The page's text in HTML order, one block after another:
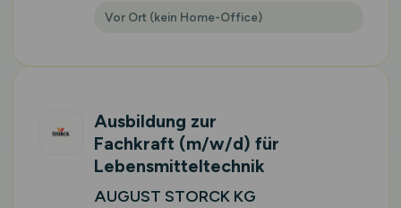
Vor Ort (kein Home-Office)
Ausbildung zur
Fachkraft (m/w/d) für
Lebensmitteltechnik
AUGUST STORCK KG